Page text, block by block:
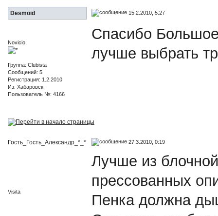
Desmoid 15.2.2010, 5:27
Novicio
Группа: Clubista
Сообщений: 5
Регистрация: 1.2.2010
Из: Хабаровск
Пользователь №: 4166
Спасибо
лучше выбрать
Гость_Гость_Александр_*_* 27.3.2010, 0:19
Visita
Лучше из
прессованных
Пенка должна